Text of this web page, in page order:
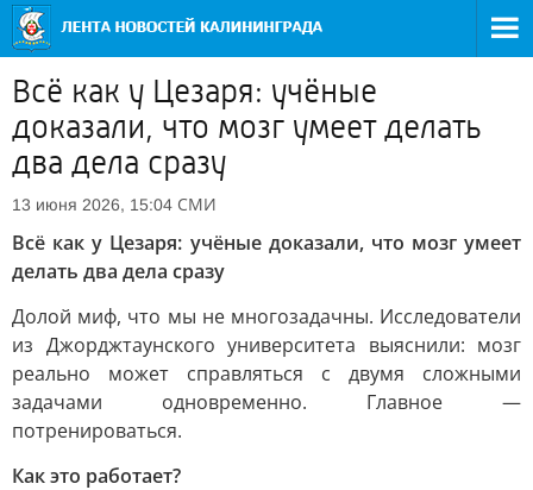
Всё как у Цезаря: учёные
доказали, что мозг умеет делать
два дела сразу
13 июня 2026, 15:04 СМИ
Всё как у Цезаря: учёные доказали, что мозг умеет
делать два дела сразу
Долой миф, что мы не многозадачны. Исследователи
из Джорджтаунского университета выяснили: мозг
реально может справляться с двумя сложными
задачами одновременно. Главное —
потренироваться.
Как это работает?